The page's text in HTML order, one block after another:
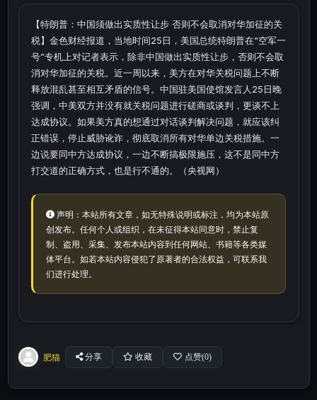
【特朗普：中国须做出实质性让步 否则不会取消对华加征的关
税】金色财经报道，当地时间25日，美国总统特朗普在“空军一
号”专机上对记者表示，除非中国做出实质性让步，否则不会取
消对华加征的关税。近一周以来，美方在对华关税问题上不断
释放混乱甚至相互矛盾的信号。中国驻美国使馆发言人25日晚
强调，中美双方并没有就关税问题进行磋商或谈判，更谈不上
达成协议。如果美方真的想通过对话谈判解决问题，就应该纠
正错误，停止威胁讹诈，彻底取消所有对华单边关税措施。一
边说要同中方达成协议，一边不断搞极限施压，这不是同中方
打交道的正确方式，也是行不通的。（央视网）
声明：本站所有文章，如无特殊说明或标注，均为本站原
创发布。任何个人或组织，在未征得本站同意时，禁止复
制、盗用、采集、发布本站内容到任何网站、书籍等各类媒
体平台。如若本站内容侵犯了原著者的合法权益，可联系我
们进行处理。
肥猫 分享 收藏 点赞(0)